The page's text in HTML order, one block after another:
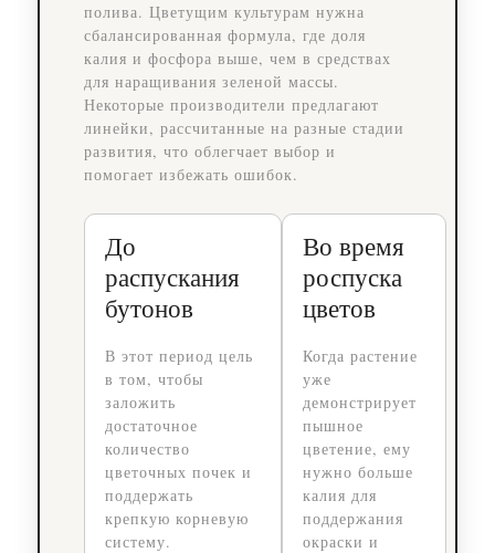
полива. Цветущим культурам нужна
сбалансированная формула, где доля
калия и фосфора выше, чем в средствах
для наращивания зеленой массы.
Некоторые производители предлагают
линейки, рассчитанные на разные стадии
развития, что облегчает выбор и
помогает избежать ошибок.
До
распускания
бутонов
В этот период цель
в том, чтобы
заложить
достаточное
количество
цветочных почек и
поддержать
крепкую корневую
систему.
Во время
роспуска
цветов
Когда растение
уже
демонстрирует
пышное
цветение, ему
нужно больше
калия для
поддержания
окраски и